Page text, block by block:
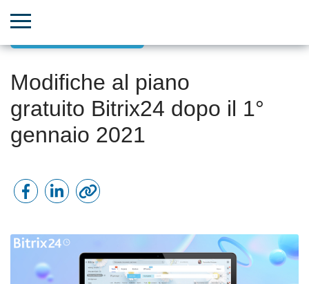
Modifiche al piano
gratuito Bitrix24 dopo il 1°
gennaio 2021